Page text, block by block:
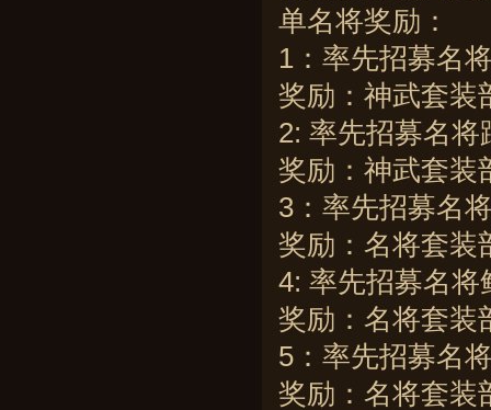
单名将奖励：
1：率先招募名
奖励：神武套装
2: 率先招募名
奖励：神武套装
3：率先招募名
奖励：名将套装
4: 率先招募名将
奖励：名将套装
5：率先招募名
奖励：名将套装